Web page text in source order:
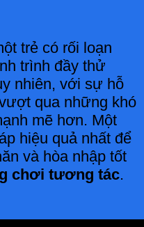
trẻ có rối loạn
trình đầy thử
nhiên, với sự hỗ
qua những khó
mẽ hơn. Một
hiệu quả nhất để
và hòa nhập tốt
chơi tương tác.